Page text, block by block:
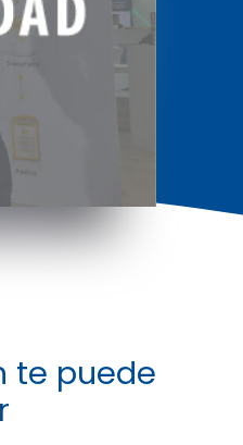
te puede